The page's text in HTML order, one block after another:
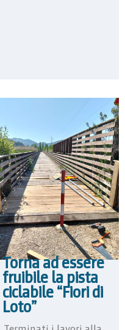
Torna ad essere
fruibile la pista
ciclabile “Fiori di
Loto”